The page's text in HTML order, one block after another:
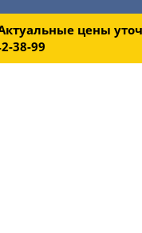
цены
38-99